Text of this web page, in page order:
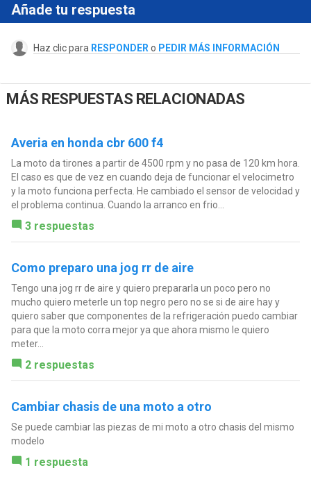
Añade tu respuesta
Haz clic para RESPONDER o PEDIR MÁS INFORMACIÓN
MÁS RESPUESTAS RELACIONADAS
Averia en honda cbr 600 f4
La moto da tirones a partir de 4500 rpm y no pasa de 120 km hora.
El caso es que de vez en cuando deja de funcionar el velocimetro
y la moto funciona perfecta. He cambiado el sensor de velocidad y
el problema continua. Cuando la arranco en frio...
3 respuestas
Como preparo una jog rr de aire
Tengo una jog rr de aire y quiero prepararla un poco pero no
mucho quiero meterle un top negro pero no se si de aire hay y
quiero saber que componentes de la refrigeración puedo cambiar
para que la moto corra mejor ya que ahora mismo le quiero
meter...
2 respuestas
Cambiar chasis de una moto a otro
Se puede cambiar las piezas de mi moto a otro chasis del mismo
modelo
1 respuesta